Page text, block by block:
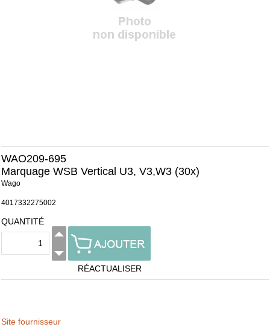
WAO209-695
Marquage WSB Vertical U3, V3,W3 (30x)
Wago
4017332275002
QUANTITÉ
RÉACTUALISER
Site fournisseur